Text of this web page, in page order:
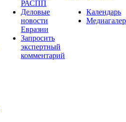
РАСПП
Деловые
новости
Евразии
Запросить
экспертный
комментарий
Календарь